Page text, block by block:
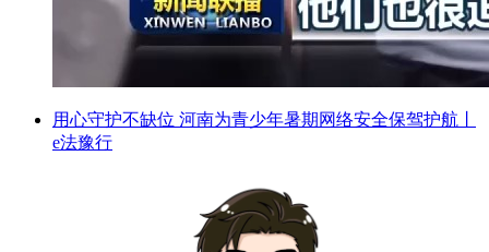
用心守护不缺位 河南为青少年暑期网络安全保驾护航丨
e法豫行